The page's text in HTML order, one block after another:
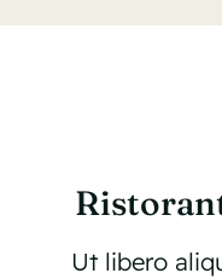
Ut libero